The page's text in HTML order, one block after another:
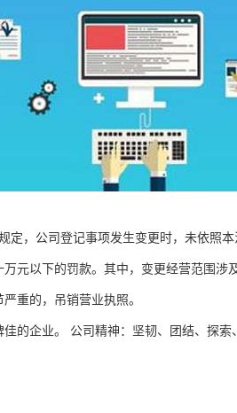
定，公司登记事项发生变更时，未依照
元以下的罚款。其中，变更经营范围涉
重的，吊销营业执照。
的企业。 公司精神：坚韧、团结、探索